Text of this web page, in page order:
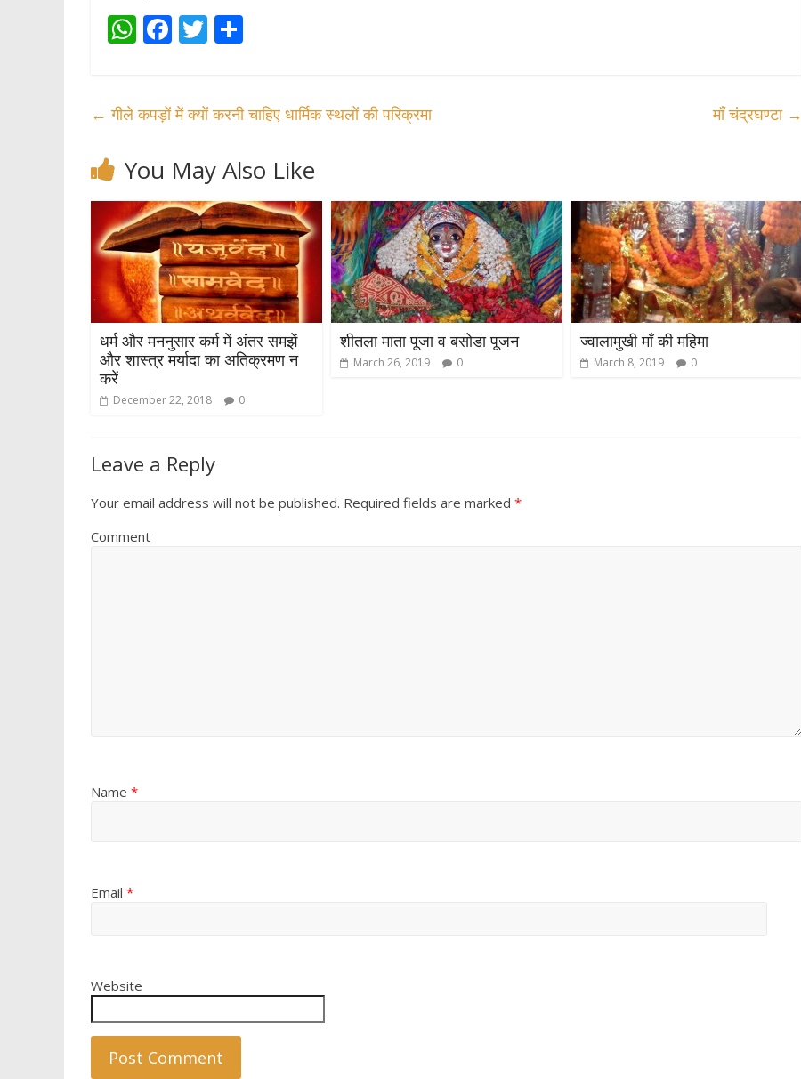
W
s
p
p
F
b
o
k
T
er e
← गीले कपड़ों में क्यों करनी चाहिए धार्मिक स्थलों की परिक्रमा माँ चंद्रघण्टा →
You May Also Like
धर्म और मननुसार कर्म में अंतर समझें
और शास्त्र मर्यादा का अतिक्रमण न
करें
December 22, 2018 0
शीतला माता पूजा व बसोडा पूजन
March 26, 2019 0
ज्वालामुखी माँ की महिमा
March 8, 2019 0
Leave a Reply
Your email address will not be published. Required fields are marked *
Comment
Name *
Email *
Website